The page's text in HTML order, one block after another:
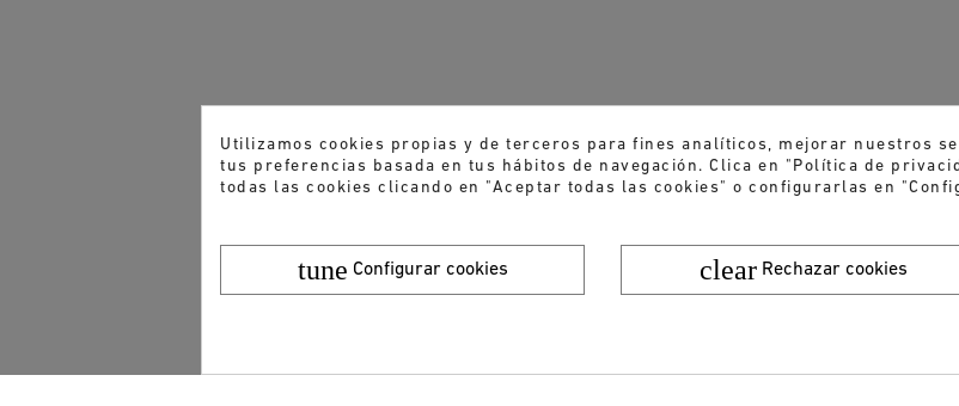
Utilizamos cookies propias y de terceros para fines analíticos, mejorar nuestros
tus preferencias basada en tus hábitos de navegación. Clica en "Política de
todas las cookies clicando en "Aceptar todas las cookies" o configurarlas en
clear Rechazar cookies
tune Configurar cookies